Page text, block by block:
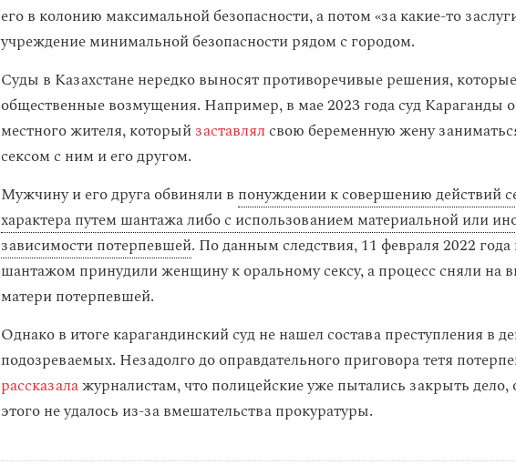
его в колонию максимальной безопасности, а потом «за какие-то
учреждение минимальной безопасности рядом с городом.
Суды в Казахстане нередко выносят противоречивые решения,
общественные возмущения. Например, в мае 2023 года суд Караганды
местного жителя, которыйзаставлялсвою беременную жену
сексом с ним и его другом.
Мужчину и его друга обвиняли в понуждении к совершению действий
характера путем шантажа либо с использованием материальной или
зависимости потерпевшей. По данным следствия, 11 февраля 2022
шантажом принудили женщину к оральному сексу, а процесс сняли на
матери потерпевшей.
Однако в итоге карагандинский суд не нашел состава преступления в
подозреваемых. Незадолго до оправдательного приговора тетя
рассказалажурналистам, что полицейские уже пытались закрыть дело,
этого не удалось из-за вмешательства прокуратуры.